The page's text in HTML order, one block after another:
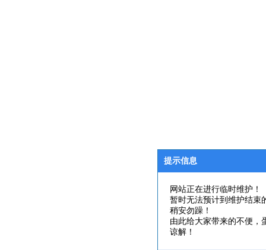
提示信息
网站正在进行临时维护！
暂时无法预计到维护结束
稍安勿躁！
由此给大家带来的不便，
谅解！